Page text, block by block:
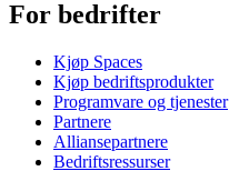
For bedrifter
Kjøp Spaces
Kjøp bedriftsprodukter
Programvare og tjenester
Partnere
Alliansepartnere
Bedriftsressurser